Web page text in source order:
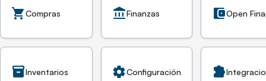
shopping_cartCompras account_balanceFinanzas account_balance_walletOpen
inventory_2Inventarios settingsConfiguración extension